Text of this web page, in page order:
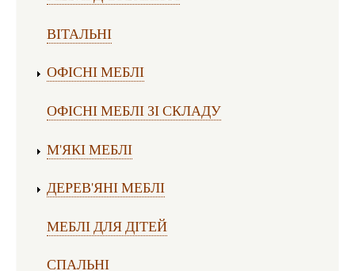
ВІТАЛЬНІ
ОФІСНІ МЕБЛІ
ОФІСНІ МЕБЛІ ЗІ СКЛАДУ
М'ЯКІ МЕБЛІ
ДЕРЕВ'ЯНІ МЕБЛІ
МЕБЛІ ДЛЯ ДІТЕЙ
СПАЛЬНІ